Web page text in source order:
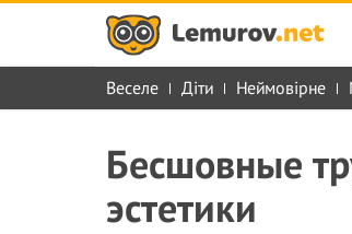
Веселе Діти Неймовірне
Бесшовные
эстетики